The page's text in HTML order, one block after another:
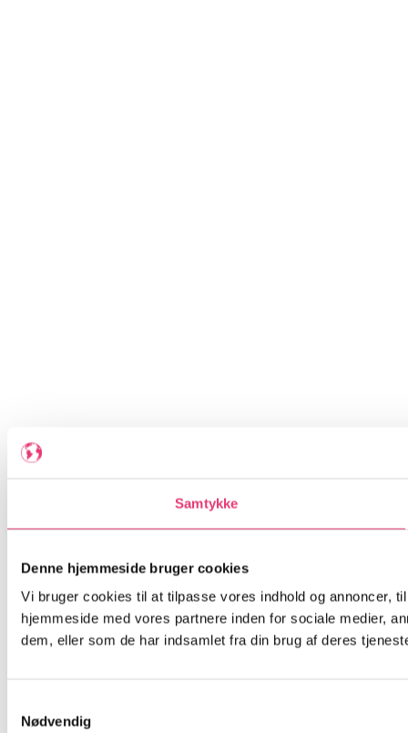
Samtykke
Denne hjemmeside bruger cookies
Vi bruger cookies til at tilpasse vores indhold og annoncer,
hjemmeside med vores partnere inden for sociale medier,
dem, eller som de har indsamlet fra din brug af deres
Nødvendig